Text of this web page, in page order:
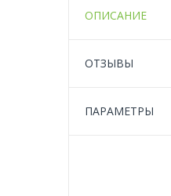
ОПИСАНИЕ
ОТЗЫВЫ
ПАРАМЕТРЫ